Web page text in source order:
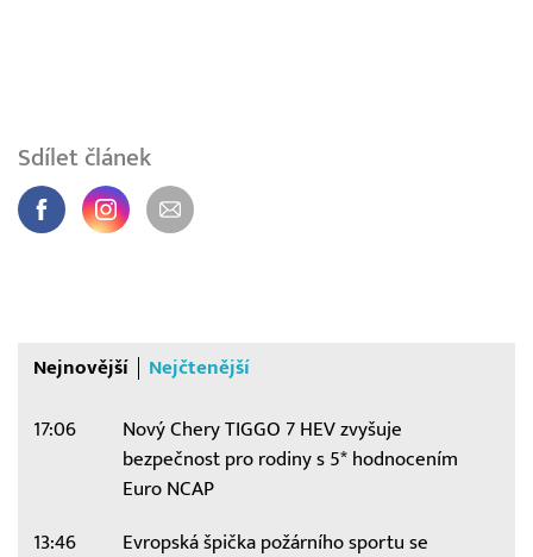
Sdílet článek
Nejnovější Nejčtenější
17:06
Nový Chery TIGGO 7 HEV zvyšuje
bezpečnost pro rodiny s 5* hodnocením
Euro NCAP
13:46 Evropská špička požárního sportu se